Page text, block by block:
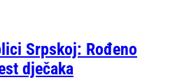
Srpskoj: Rođeno
dječaka